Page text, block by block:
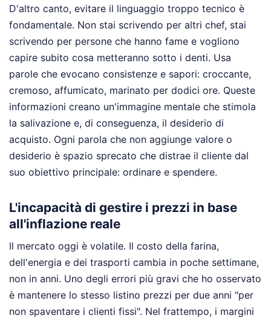
D'altro canto, evitare il linguaggio troppo tecnico è
fondamentale. Non stai scrivendo per altri chef, stai
scrivendo per persone che hanno fame e vogliono
capire subito cosa metteranno sotto i denti. Usa
parole che evocano consistenze e sapori: croccante,
cremoso, affumicato, marinato per dodici ore. Queste
informazioni creano un'immagine mentale che stimola
la salivazione e, di conseguenza, il desiderio di
acquisto. Ogni parola che non aggiunge valore o
desiderio è spazio sprecato che distrae il cliente dal
suo obiettivo principale: ordinare e spendere.
L'incapacità di gestire i prezzi in base
all'inflazione reale
Il mercato oggi è volatile. Il costo della farina,
dell'energia e dei trasporti cambia in poche settimane,
non in anni. Uno degli errori più gravi che ho osservato
è mantenere lo stesso listino prezzi per due anni "per
non spaventare i clienti fissi". Nel frattempo, i margini